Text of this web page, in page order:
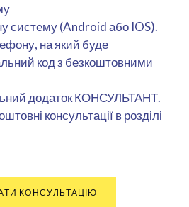
систему (Android або IOS).
на який буде
код з безкоштовними
додаток КОНСУЛЬТАНТ.
консультації в розділі
КОНСУЛЬТАЦІЮ